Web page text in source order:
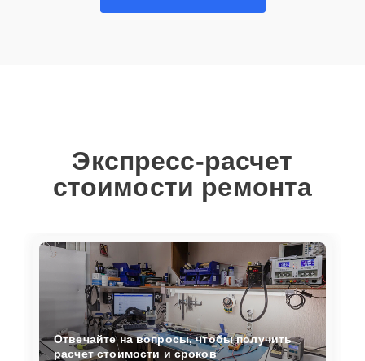
Экспресс-расчет
стоимости ремонта
Отвечайте на вопросы, чтобы получить
расчет стоимости и сроков